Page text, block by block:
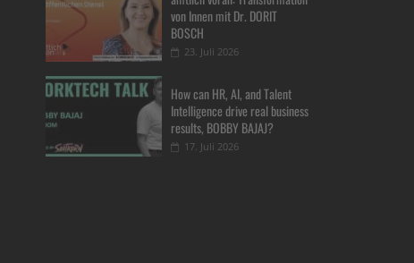
von Innen mit Dr. DORIT
BOSCH
23. Juli 2026
How can HR, AI, and Talent
Intelligence drive real business
results, BOBBY BAJAJ?
17. Juli 2026